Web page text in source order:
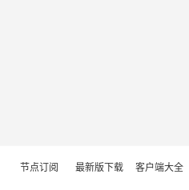
节点订阅 最新版下载 客户端大全